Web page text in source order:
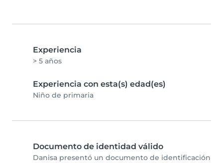
Experiencia
> 5 años
Experiencia con esta(s) edad(es)
Niño de primaria
Documento de identidad válido
Danisa presentó un documento de identificación